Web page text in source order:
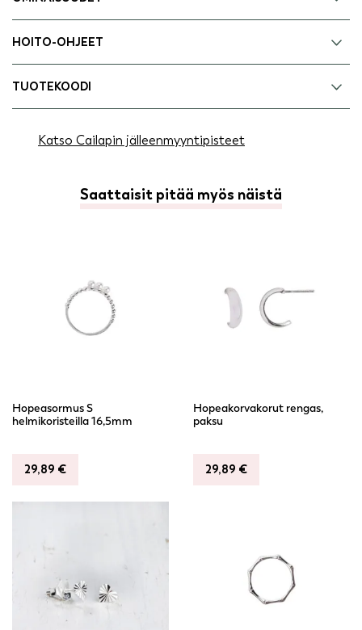
HOITO-OHJEET
TUOTEKOODI
Katso Cailapin jälleenmyyntipisteet
Saattaisit pitää myös näistä
Hopeasormus S
helmikoristeilla 16,5mm
29,89 €
Hopeakorvakorut rengas,
paksu
29,89 €